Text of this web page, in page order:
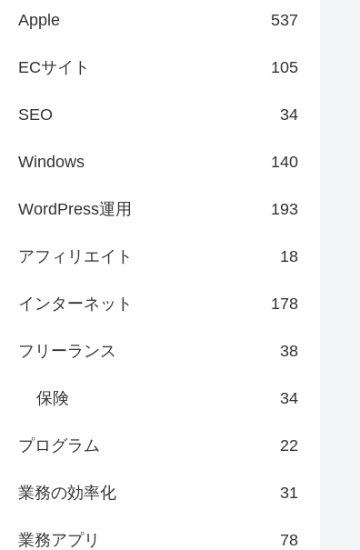
Apple 537
ECサイト 105
SEO 34
Windows 140
WordPress運用 193
アフィリエイト 18
インターネット 178
フリーランス 38
保険 34
プログラム 22
業務の効率化 31
業務アプリ 78